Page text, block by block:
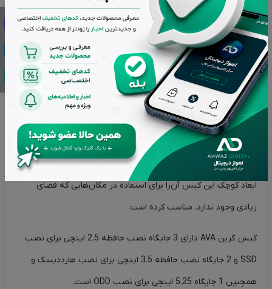
توضیحات ویژگی های محصول نقد و بررسی‌ها (0)
کیس کامپیوتر گرین مدل AVA
کیس « AVA» محصولی از شرکت «گرین» است که از فرم فاکتورMid
Tower بهره می‌برد.
این کیس در گروه محصولات خانگی با مصارف غیرحرفه‌ای طبقه‌بندی
می‌شود.
ابعاد کوچک این کیس آن‌را برای استفاده در مکان‌هایی که فضای
زیادی وجود ندارد، مناسب کرده است.
کیس گرین AVA دارای 3 جایگاه نصب حافظه 2.5 اینچی برای نصب
SSD
و 2 جایگاه نصب حافظه 3.5 اینچی برای نصب هارددیسک و
همچنین 1 جایگاه 5.25 اینچی برای نصب
ODD است.